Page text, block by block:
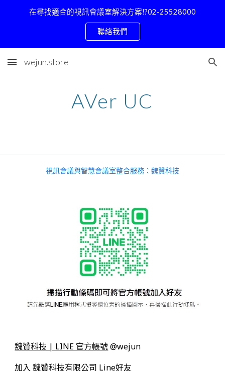
Skip to main content
在尋找適合的視訊會議室解決方案!?02-25528000
聯絡我們
wejun.store
AVer UC
視訊會議與智慧會議室整合服務：魏贊科技
魏贊科技 | LINE 官方帳號@wejun
加入 魏贊科技有限公司 Line好友